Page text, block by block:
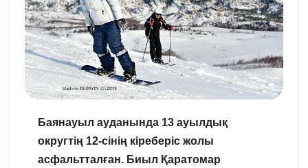
Баянауыл ауданында 13 ауылдық
округтің 12-сінің кіреберіс жолы
асфальтталған. Биыл Қаратомар